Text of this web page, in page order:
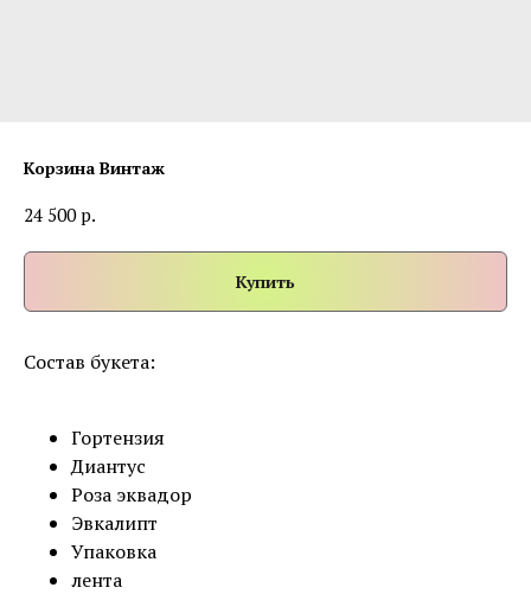
Корзина Винтаж
24 500 р.
Купить
Состав букета:
Гортензия
Диантус
Роза эквадор
Эвкалипт
Упаковка
лента